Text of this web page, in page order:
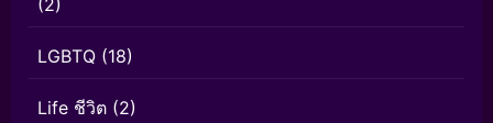
(2)
LGBTQ (18)
Life ชีวิต (2)